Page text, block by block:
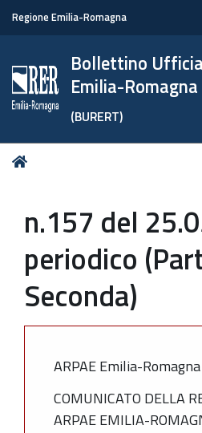
Regione Emilia-Romagna
Bollettino
Emilia-Romagna
(BURERT)
Tu
n.157 del
periodico
Seconda)
ARPAE Emilia-Romagna
COMUNICATO DELLA
ARPAE EMILIA-